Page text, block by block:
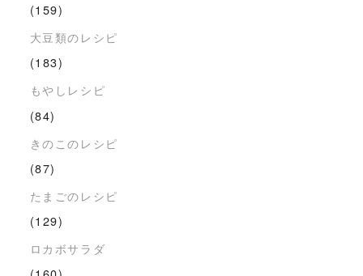
(159)
大豆類のレシピ
(183)
もやしレシピ
(84)
きのこのレシピ
(87)
たまごのレシピ
(129)
ロカボサラダ